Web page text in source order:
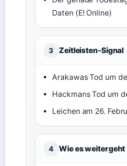
Daten (E! Online)
3 Zeitleisten-Signal
Arakawas Tod um
Hackmans Tod um
Leichen am 26.
4 Wie es weitergeht